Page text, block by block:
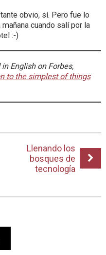
obvio, sí. Pero fue lo
cuando salí por la
:-)
English on Forbes,
to the simplest of things
Llenando los
bosques de
tecnología